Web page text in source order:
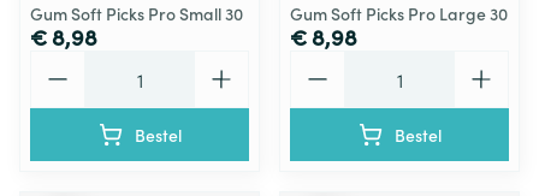
Gum Soft Picks Pro Small 30
€ 8,98
Bestel
Gum Soft Picks Pro Large 30
€ 8,98
Bestel